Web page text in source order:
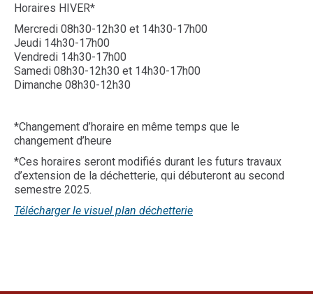
Horaires HIVER*
Mercredi 08h30-12h30 et 14h30-17h00
Jeudi 14h30-17h00
Vendredi 14h30-17h00
Samedi 08h30-12h30 et 14h30-17h00
Dimanche 08h30-12h30
*Changement d’horaire en même temps que le
changement d’heure
*Ces horaires seront modifiés durant les futurs travaux
d’extension de la déchetterie, qui débuteront au second
semestre 2025.
Télécharger le visuel plan déchetterie